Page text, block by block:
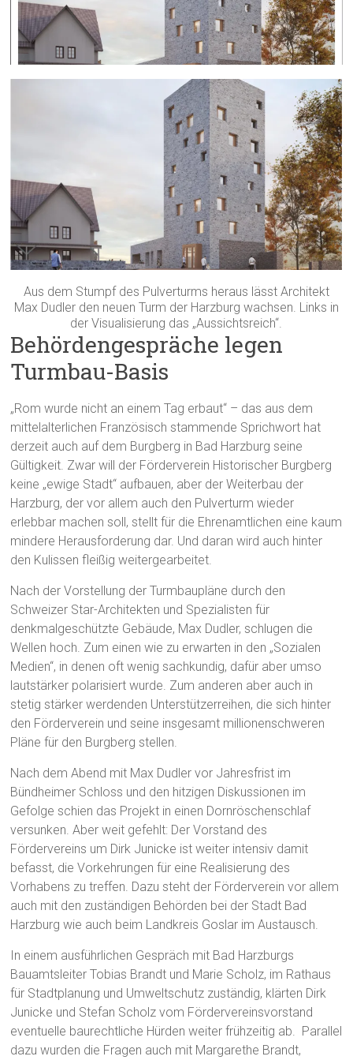
Aus dem Stumpf des Pulverturms heraus lässt Architekt
Max Dudler den neuen Turm der Harzburg wachsen. Links in
der Visualisierung das „Aussichtsreich“.
Behördengespräche legen
Turmbau-Basis
„Rom wurde nicht an einem Tag erbaut“ – das aus dem
mittelalterlichen Französisch stammende Sprichwort hat
derzeit auch auf dem Burgberg in Bad Harzburg seine
Gültigkeit. Zwar will der Förderverein Historischer Burgberg
keine „ewige Stadt“ aufbauen, aber der Weiterbau der
Harzburg, der vor allem auch den Pulverturm wieder
erlebbar machen soll, stellt für die Ehrenamtlichen eine kaum
mindere Herausforderung dar. Und daran wird auch hinter
den Kulissen fleißig weitergearbeitet.
Nach der Vorstellung der Turmbaupläne durch den
Schweizer Star-Architekten und Spezialisten für
denkmalgeschützte Gebäude, Max Dudler, schlugen die
Wellen hoch. Zum einen wie zu erwarten in den „Sozialen
Medien“, in denen oft wenig sachkundig, dafür aber umso
lautstärker polarisiert wurde. Zum anderen aber auch in
stetig stärker werdenden Unterstützerreihen, die sich hinter
den Förderverein und seine insgesamt millionenschweren
Pläne für den Burgberg stellen.
Nach dem Abend mit Max Dudler vor Jahresfrist im
Bündheimer Schloss und den hitzigen Diskussionen im
Gefolge schien das Projekt in einen Dornröschenschlaf
versunken. Aber weit gefehlt: Der Vorstand des
Fördervereins um Dirk Junicke ist weiter intensiv damit
befasst, die Vorkehrungen für eine Realisierung des
Vorhabens zu treffen. Dazu steht der Förderverein vor allem
auch mit den zuständigen Behörden bei der Stadt Bad
Harzburg wie auch beim Landkreis Goslar im Austausch.
In einem ausführlichen Gespräch mit Bad Harzburgs
Bauamtsleiter Tobias Brandt und Marie Scholz, im Rathaus
für Stadtplanung und Umweltschutz zuständig, klärten Dirk
Junicke und Stefan Scholz vom Fördervereinsvorstand
eventuelle baurechtliche Hürden weiter frühzeitig ab. Parallel
dazu wurden die Fragen auch mit Margarethe Brandt,